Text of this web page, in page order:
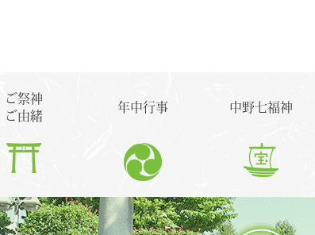
ご祭神
ご由緒
年中行事 中野七福神